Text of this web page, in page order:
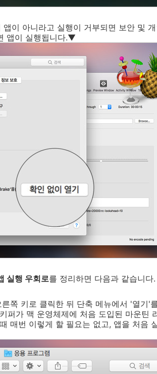
앱이 아니라고 실행이 거부되면 보안 및
앱이 실행됩니다.▼
실행 우회로를 정리하면 다음과 같습니다.
쪽 키로 클릭한 뒤 단축 메뉴에서 '열기'
퍼가 맥 운영체제에 처음 도입된 마운틴
매번 이렇게 할 필요는 없고, 앱을 처음